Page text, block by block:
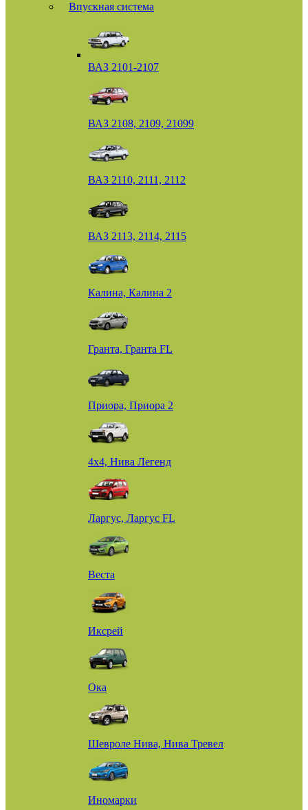
Впускная система
ВАЗ 2101-2107
ВАЗ 2108, 2109, 21099
ВАЗ 2110, 2111, 2112
ВАЗ 2113, 2114, 2115
Калина, Калина 2
Гранта, Гранта FL
Приора, Приора 2
4х4, Нива Легенд
Ларгус, Ларгус FL
Веста
Иксрей
Ока
Шевроле Нива, Нива Тревел
Иномарки